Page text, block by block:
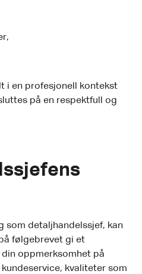
i en profesjonell kontekst
på en respektfull og
som detaljhandelssjef, kan
følgebrevet gi et
oppmerksomhet på
kvaliteter som